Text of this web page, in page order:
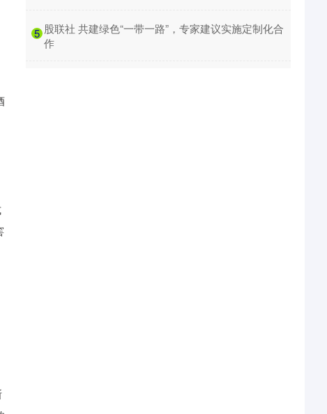
5 ​股联社 共建绿色“一带一路”，专家建议实施定制化合
作